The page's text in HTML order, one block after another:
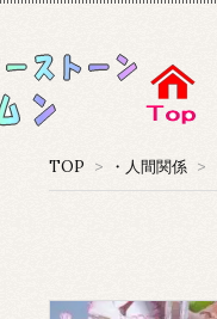
TOP > ・人間関係 >